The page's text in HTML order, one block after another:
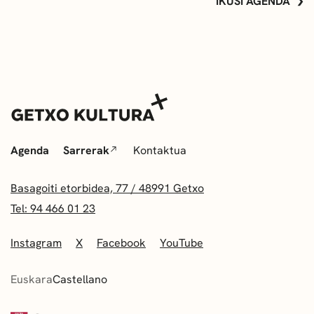
Agenda Sarrerak Kontaktua
Basagoiti etorbidea, 77 / 48991 Getxo
Tel: 94 466 01 23
Instagram X Facebook YouTube
EuskaraCastellano